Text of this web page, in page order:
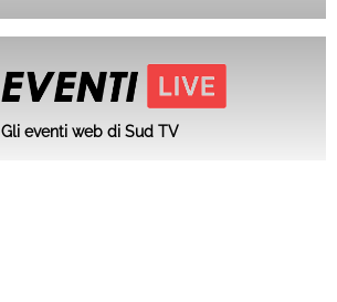
Gli eventi web di Sud TV